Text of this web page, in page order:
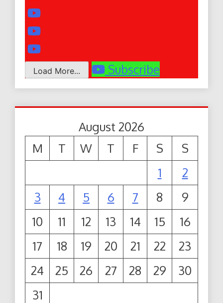
Load More... Subscribe
August 2026
M
T W T F S
S
1
2
3
4 5 6 7 8
9
10
11 12 13 14 15
16
17
18 19 20 21 22
23
24
25 26 27 28 29
30
31